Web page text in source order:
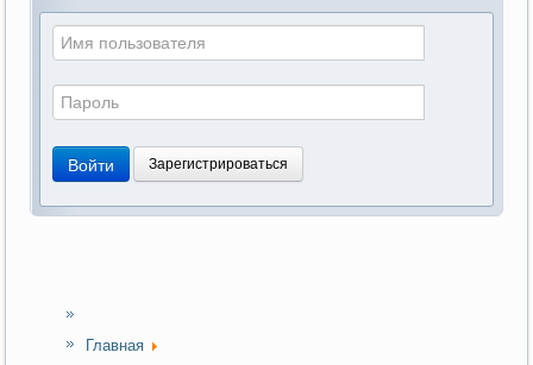
Войти Зарегистрироваться
Главная